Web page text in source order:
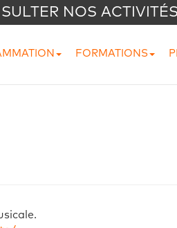
NOS
FORMATIONS